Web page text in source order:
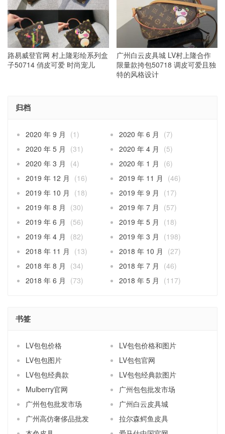
路易威登官网 村上隆彩绘系列盒
子50714 俏皮可爱 时尚宠儿
广州白云皮具城 LV村上隆合作
限量款挎包50718 调皮可爱且独
特的风格设计
归档
2020 年 9 月 (1) 2020 年 6 月
(7)
2020 年 5 月
(31) 2020 年 4 月
(5)
2020 年 3 月
(4) 2020 年 1 月
(6)
2019 年 12 月
(16) 2019 年 11 月
(46)
2019 年 10 月
(18) 2019 年 9 月
(17)
2019 年 8 月
(30) 2019 年 7 月
(57)
2019 年 6 月
(56) 2019 年 5 月
(18)
2019 年 4 月
(82) 2019 年 3 月
(198)
2018 年 11 月
(13) 2018 年 10 月
(27)
2018 年 8 月
(34) 2018 年 7 月
(46)
2018 年 6 月
(73) 2018 年 5 月 (117)
书签
LV包包价格
LV包包价格和图片
LV包包图片
LV包包官网
LV包包经典款
LV包包经典款图片
Mulberry官网
广州包包批发市场
广州包包批发市场
广州白云皮具城
广州高仿奢侈品批发
拉尔森鳄鱼皮具